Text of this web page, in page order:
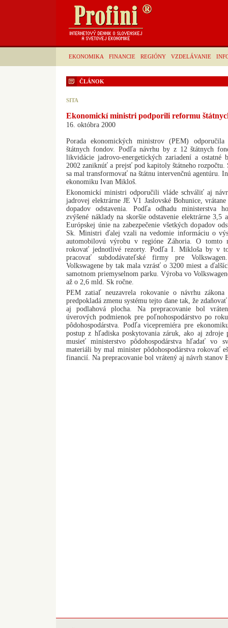
EKONOMIKA FINANCIE REGIÓNY VZDELÁVANIE
ČLÁNOK
SITA
Ekonomickí ministri podporili reformu
16. októbra 2000
Porada ekonomických ministrov (PEM)
štátnych fondov. Podľa návrhu by z 12 štátnych
likvidácie jadrovo-energetických zariadení a
2002 zaniknúť a prejsť pod kapitoly štátneho
sa mal transformovať na štátnu intervenčnú agentúru.
ekonomiku Ivan Mikloš.
Ekonomickí ministri odporučili vláde schváliť aj
jadrovej elektrárne JE V1 Jaslovské Bohunice,
dopadov odstavenia. Podľa odhadu ministerstva
zvýšené náklady na skoršie odstavenie elektrárne
Európskej únie na zabezpečenie všetkých dopadov
Sk. Ministri ďalej vzali na vedomie informáciu o
automobilovú výrobu v regióne Záhoria. O tomto
rokovať jednotlivé rezorty. Podľa I. Mikloša by v
pracovať subdodávateľské firmy pre
Volkswagene by tak mala vzrásť o 3200 miest a
samotnom priemyselnom parku. Výroba vo
až o 2,6 mld. Sk ročne.
PEM zatiaľ neuzavrela rokovanie o návrhu
predpokladá zmenu systému tejto dane tak, že
aj podlahová plocha. Na prepracovanie bol
úverových podmienok pre poľnohospodárstvo po
pôdohospodárstva. Podľa vicepremiéra pre
postup z hľadiska poskytovania záruk, ako aj zdroje
musieť ministerstvo pôdohospodárstva hľadať vo
materiáli by mal minister pôdohospodárstva rokovať
financií. Na prepracovanie bol vrátený aj návrh stanov